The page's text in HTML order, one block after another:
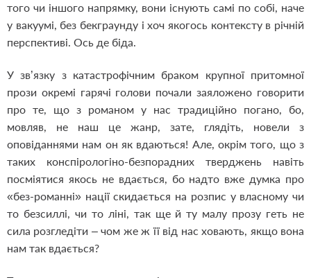
того чи іншого напрямку, вони існують самі по собі, наче
у вакуумі, без бекграунду і хоч якогось контексту в річній
перспективі. Ось де біда.
У зв’язку з катастрофічним браком крупної притомної
прози окремі гарячі голови почали заяложено говорити
про те, що з романом у нас традиційно погано, бо,
мовляв, не наш це жанр, зате, глядіть, новели з
оповіданнями нам он як вдаються! Але, окрім того, що з
таких конспірологіно-безпорадних тверджень навіть
посміятися якось не вдається, бо надто вже думка про
«без-романні» нації скидається на розпис у власному чи
то безсиллі, чи то ліні, так ще й ту малу прозу геть не
сила розгледіти – чом же ж її від нас ховають, якщо вона
нам так вдається?